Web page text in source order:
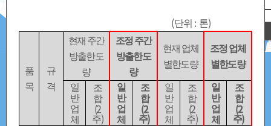
비축업무개요 구매업무안내
오늘하루 이창을 열지않습니다.
(단위 : 톤)
품
목
규
격
현재 주간
방출한도
량
조정 주간
방출한도
량
현재 업체
별한도량
조정 업체
별한도량
일
반
업
체
조
합
(2
주)
일
반
업
체
조
합
(2
주)
일
반
업
체
조
합
(2
주)
일
반
업
체
조
합
(2
주)